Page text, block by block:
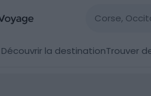
Découvrir la destinationTrouver